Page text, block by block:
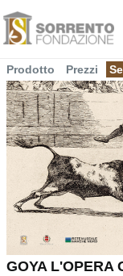
Prodotto Prezzi
GOYA L'OPERA